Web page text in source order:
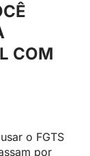
COM
o FGTS
por